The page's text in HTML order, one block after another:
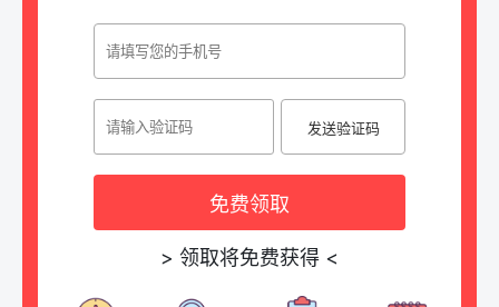
发送验证码
免费领取
> 领取将免费获得 <